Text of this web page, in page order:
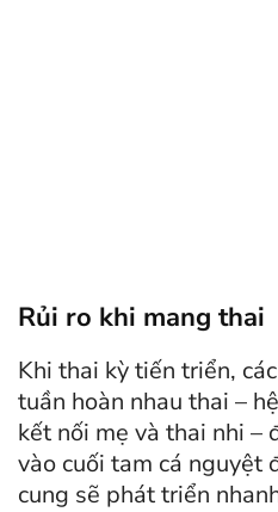
Rủi ro khi mang thai
Khi thai kỳ tiến triển,
tuần hoàn nhau thai –
kết nối mẹ và thai nhi –
vào cuối tam cá nguyệt
cung sẽ phát triển